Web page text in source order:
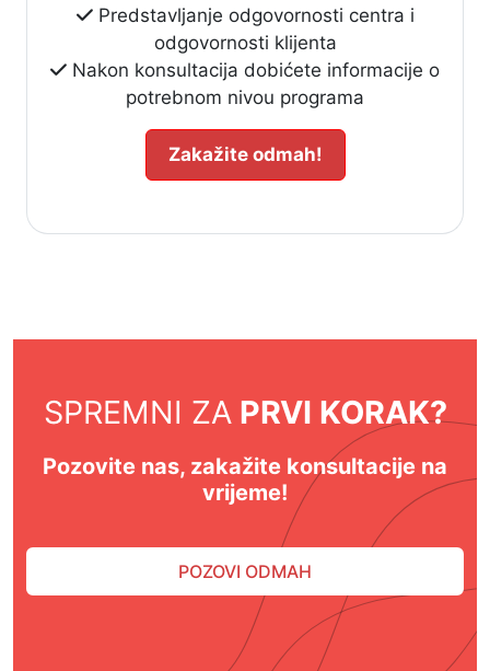
Predstavljanje odgovornosti centra i
odgovornosti klijenta
Nakon konsultacija dobićete informacije o
potrebnom nivou programa
Zakažite odmah!
SPREMNI ZAPRVI KORAK?
Pozovite nas, zakažite konsultacije na
vrijeme!
POZOVI ODMAH